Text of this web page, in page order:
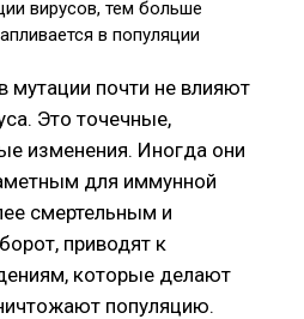
вирусов, тем больше
в популяции
мутации почти не влияют
Это точечные,
изменения. Иногда они
для иммунной
смертельным и
приводят к
которые делают
популяцию.